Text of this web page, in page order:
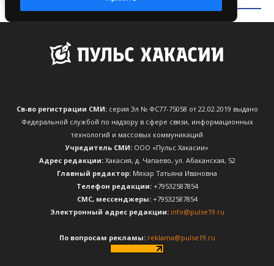
Св-во регистрации СМИ:серия Эл № ФС77-75058 от 22.02.2019 выдано
Федеральной службой по надзору в сфере связи, информационных
технологий и массовых коммуникаций
Учредитель СМИ: ООО «Пульс Хакасии»
Адрес редакции:Хакасия, д. Чапаево, ул. Абаканская, 52
Главный редактор: Мяхар Татьяна Ивановна
Телефон редакции:+79532587854
CМС, мессенджеры:+79532587854
Электронный адрес редакции: info@pulse19.ru
По вопросам рекламы: reklama@pulse19.ru